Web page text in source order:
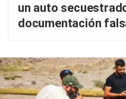
un auto
documentación